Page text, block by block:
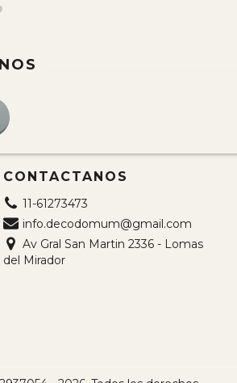
CONTACTANOS
11-61273473
info.decodomum@gmail.com
Av Gral San Martin 2336 - Lomas
del Mirador